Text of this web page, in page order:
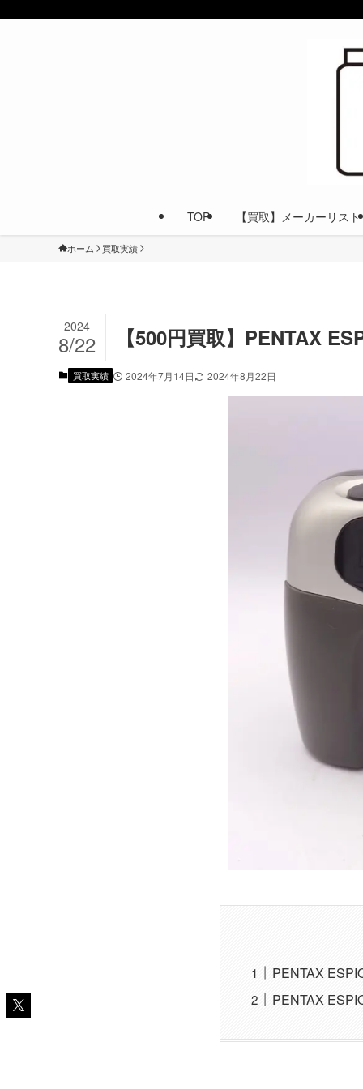
TOP 【買取】メーカーリスト
ホーム 買取実績
【500円買取】PENTAX
2024
8/22
買取実績 2024年7月14日 2024年8月22日
PENTAX
PENTAX